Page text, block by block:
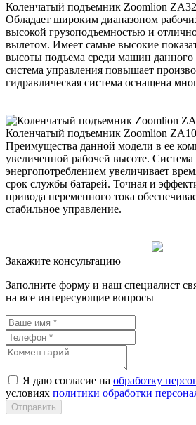
Коленчатый подъемник Zoomlion
Обладает широким диапазоном
высокой грузоподъемностью и
вылетом. Имеет самые высокие
высоты подъема среди машин данного
система управления повышает
гидравлическая система оснащена
Коленчатый подъемник Zoomlion
Преимущества данной модели в ее
увеличенной рабочей высоте. Система
энергопотреблением увеличивает
срок службы батарей. Точная и
привода переменного тока
стабильное управление.
Закажите консультацию
Заполните форму и наш специалист
на все интересующие вопросы
Я даю согласие на обработку
условиях политики обработки